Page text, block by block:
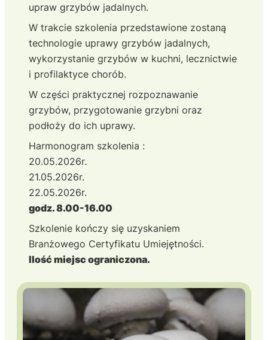
upraw grzybów jadalnych.
W trakcie szkolenia przedstawione zostaną
technologie uprawy grzybów jadalnych,
wykorzystanie grzybów w kuchni, lecznictwie
i profilaktyce chorób.
W części praktycznej rozpoznawanie
grzybów, przygotowanie grzybni oraz
podłoży do ich uprawy.
Harmonogram szkolenia :
20.05.2026r.
21.05.2026r.
22.05.2026r.
godz. 8.00-16.00
Szkolenie kończy się uzyskaniem
Branżowego Certyfikatu Umiejętności.
Ilość miejsc ograniczona.